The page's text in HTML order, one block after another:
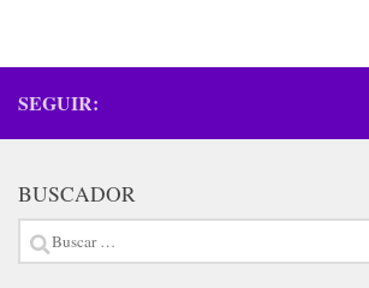
SEGUIR:
BUSCADOR
Buscar: